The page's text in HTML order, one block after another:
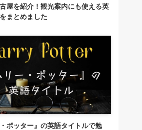
屋を紹介！観光案内にも使える英
まとめました
・ポッター』の英語タイトルで勉